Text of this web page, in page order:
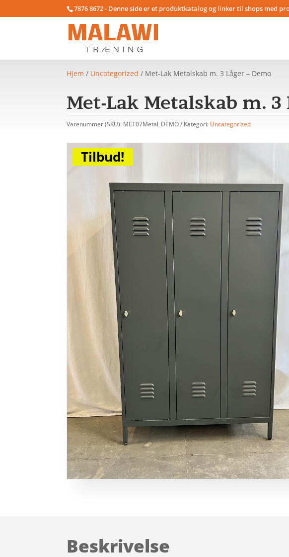
7876 8672 - Denne side er et produktkatalog og linker til shops med
Hjem / Uncategorized / Met-Lak Metalskab m. 3 Låger – Demo
Met-Lak Metalskab m. 3
Varenummer (SKU): MET07Metal_DEMO Kategori: Uncategorized
Tilbud!
Beskrivelse